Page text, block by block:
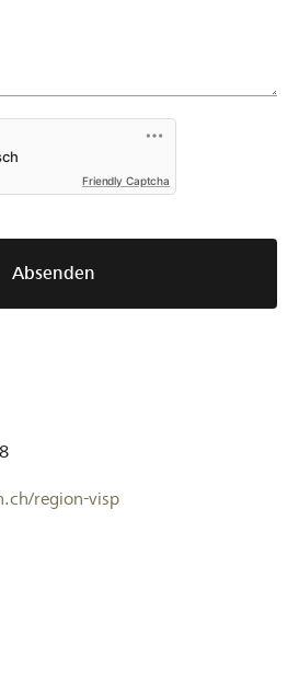
Friendly Captcha
Absenden
region-visp